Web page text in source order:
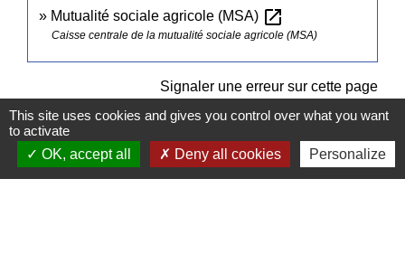
Mutualité sociale agricole (MSA) open_in_new
Caisse centrale de la mutualité sociale agricole (MSA)
Signaler une erreur sur cette page
This site uses cookies and gives you control over what you want
to activate
OK, accept all
Deny all cookies Personalize